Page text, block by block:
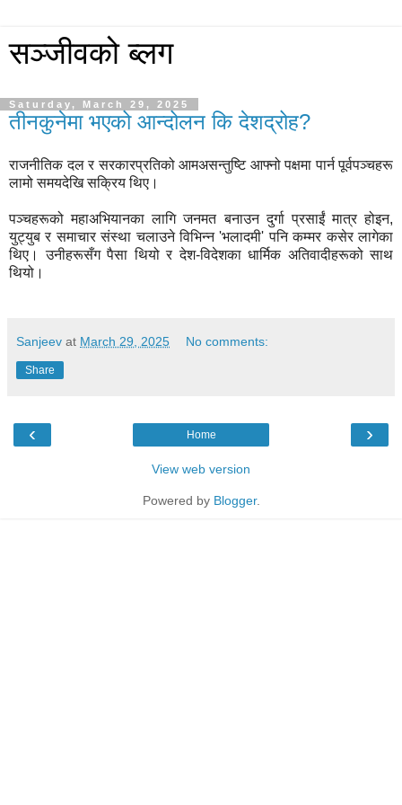
सञ्जीवको ब्लग
Saturday, March 29, 2025
तीनकुनेमा भएको आन्दोलन कि देशद्रोह?
राजनीतिक दल र सरकारप्रतिको आमअसन्तुष्टि आफ्नो पक्षमा पार्न पूर्वपञ्चहरू
लामो समयदेखि सक्रिय थिए।
पञ्चहरूको महाअभियानका लागि जनमत बनाउन दुर्गा प्रसाईं मात्र होइन,
युट्युब र समाचार संस्था चलाउने विभिन्न 'भलादमी' पनि कम्मर कसेर लागेका
थिए। उनीहरूसँग पैसा थियो र देश-विदेशका धार्मिक अतिवादीहरूको साथ
थियो।
Sanjeev at March 29, 2025 No comments:
Share
‹ ›
Home
View web version
Powered by Blogger.